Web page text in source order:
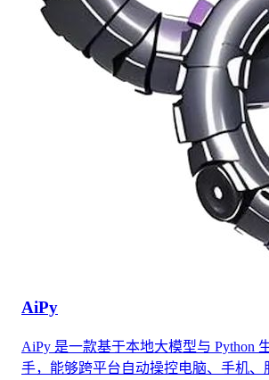
AiPy
AiPy 是一款基于本地大模型与 Python
手，能够跨平台自动操控电脑、手机、